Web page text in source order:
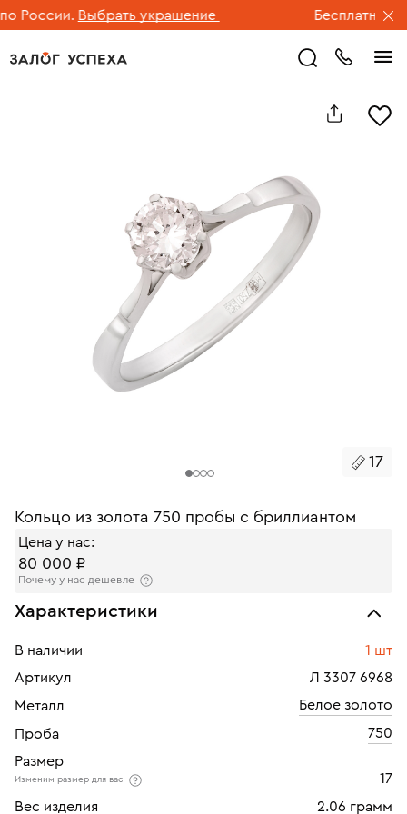
России. Выбрать украшение Бесплатная
17
Кольцо из золота 750 пробы с бриллиантом
Цена у нас:
80 000 ₽
Почему у нас дешевле
Характеристики
В наличии
1 шт
Артикул
Л 3307 6968
Металл
Белое золото
Проба
750
Размер
Изменим размер для вас
17
Вес изделия
2.06 грамм